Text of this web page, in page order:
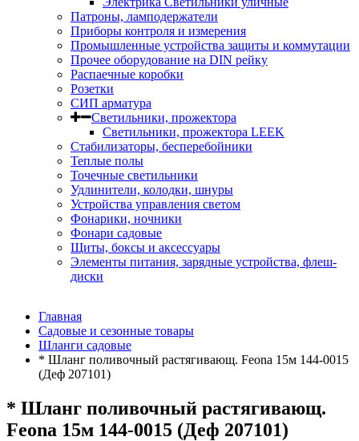
Патроны, ламподержатели
Приборы контроля и измерения
Промышленные устройства защиты и коммутации
Прочее оборудование на DIN рейку
Распаечные коробки
Розетки
СИП арматура
Светильники, прожектора
Светильники, прожектора LEEK
Стабилизаторы, бесперебойники
Теплые полы
Точечные светильники
Удлинители, колодки, шнуры
Устройства управления светом
Фонарики, ночники
Фонари садовые
Щиты, боксы и аксессуары
Элементы питания, зарядные устройства, флеш-
диски
Главная
Садовые и сезонные товары
Шланги садовые
* Шланг поливочный растягивающ. Feona 15м 144-0015
(Деф 207101)
* Шланг поливочный растягивающ.
Feona 15м 144-0015 (Деф 207101)